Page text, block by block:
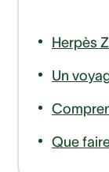
Que